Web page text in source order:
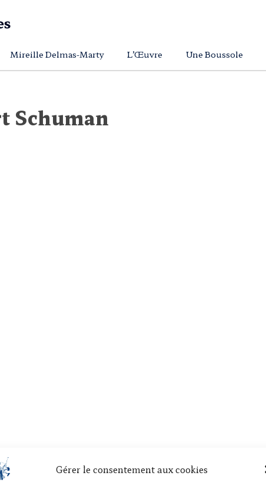
Gérer le consentement aux cookies
Mireille Delmas-Marty L’Œuvre Une Boussole
Schuman